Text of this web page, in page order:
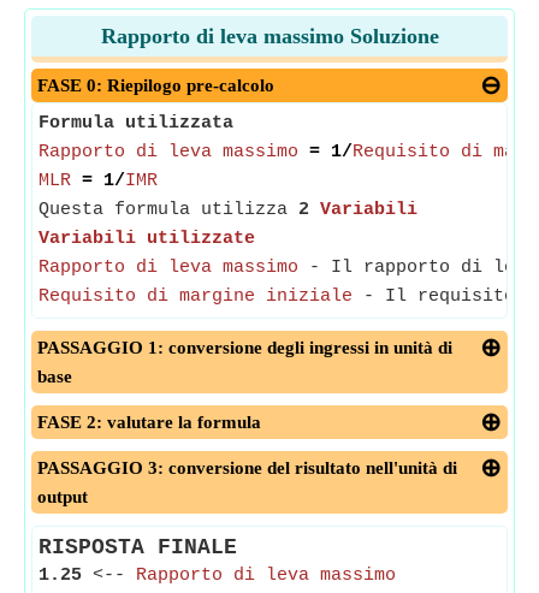
Rapporto di leva massimo Soluzione
FASE 0: Riepilogo pre-calcolo
Formula utilizzata
Rapporto di leva massimo = 1/Requisito di
MLR = 1/IMR
Questa formula utilizza 2 Variabili
Variabili utilizzate
Rapporto di leva massimo - Il rapporto di leva
Requisito di margine iniziale - Il requisito di
PASSAGGIO 1: conversione degli ingressi in unità di
base
FASE 2: valutare la formula
PASSAGGIO 3: conversione del risultato nell'unità di
output
RISPOSTA FINALE
1.25 <-- Rapporto di leva massimo